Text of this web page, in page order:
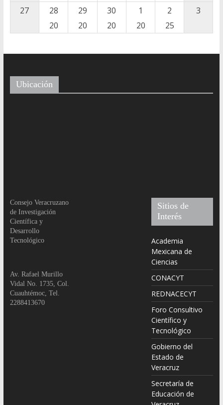
27
28
20
29
20
30
20
1
20
2
25
3
Ubicación
Consejo Veracruzano
de Investigación
Científica y
Desarrollo
Tecnológico
Av. Rafael Murillo
Vidal No. 1735, Col.
Cuauhtémoc, Tel.
2288413670
Sitios de
Interés
Academia
Mexicana de
Ciencias
CONACYT
REDNACECYT
Foro Consultivo
Científico y
Tecnológico
Gobierno del
Estado de
Veracruz
Secretaría de
Educación de